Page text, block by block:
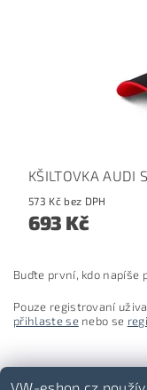
KŠILTOVKA AUDI
573 Kč bez DPH
693 Kč
Buďte první, kdo napíše
Pouze registrovaní
přihlaste senebo se